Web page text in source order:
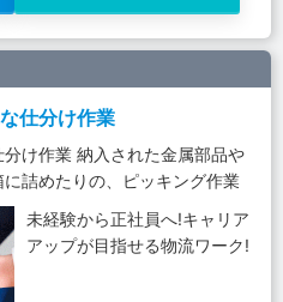
仕分け作業
け作業 納入された金属部品や
詰めたりの、ピッキング作業
未経験から正社員へ!キャリア
アップが目指せる物流ワーク!